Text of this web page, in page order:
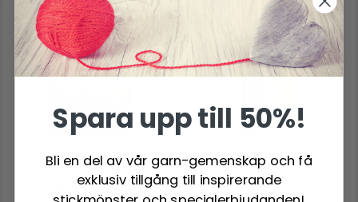
STAEDTLER MARS
LUMOGRAPH
STAEDTLER MIXED
OFFICE SET
Spara upp till 50%!
Bli en del av vår garn-gemenskap och få
exklusiv tillgång till inspirerande